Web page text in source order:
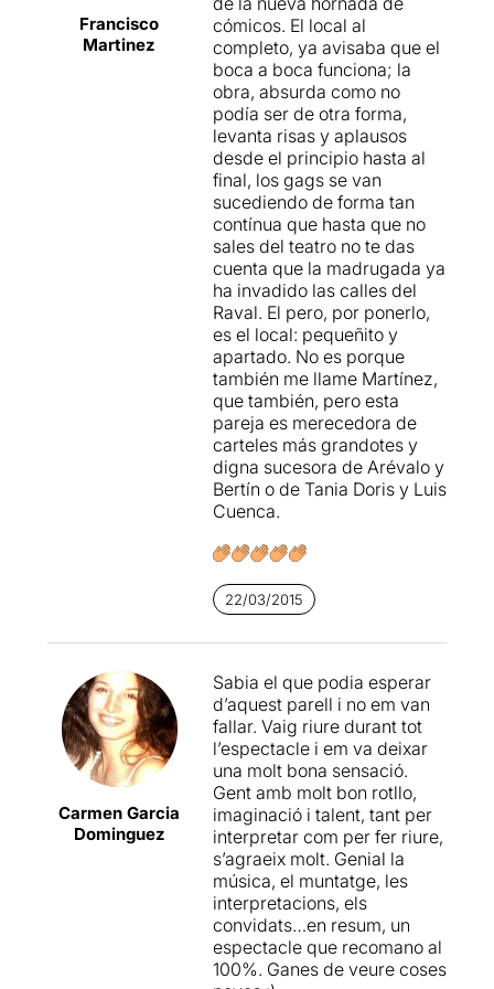
colaboraciones de Berto
Romero , Loulogio , Toni
Nievas o Enzo ( el vecino
que dice que la víctima
siempre saludaba ) . No te la
pierdas !
Tanto si todavía no te has
podido sacar de la cabeza
‘El baile de la Maripa’ como
si no los has visto nunca en
escena, no te lo pierdas. Sin
duda,Los Martínezse
hacen querer!
Francisco
Martinez
cómicos. El local al
completo, ya avisaba que el
boca a boca funciona; la
obra, absurda como no
podía ser de otra forma,
levanta risas y aplausos
desde el principio hasta al
final, los gags se van
sucediendo de forma tan
contínua que hasta que no
sales del teatro no te das
cuenta que la madrugada ya
ha invadido las calles del
Raval. El pero, por ponerlo,
es el local: pequeñito y
apartado. No es porque
también me llame Martínez,
que también, pero esta
pareja es merecedora de
carteles más grandotes y
digna sucesora de Arévalo y
Bertín o de Tania Doris y Luis
Cuenca.
22/03/2015
Carmen Garcia
Dominguez
Sabia el que podia esperar
d’aquest parell i no em van
fallar. Vaig riure durant tot
l’espectacle i em va deixar
una molt bona sensació.
Gent amb molt bon rotllo,
imaginació i talent, tant per
interpretar com per fer riure,
s’agraeix molt. Genial la
música, el muntatge, les
interpretacions, els
convidats…en resum, un
espectacle que recomano al
100%. Ganes de veure coses